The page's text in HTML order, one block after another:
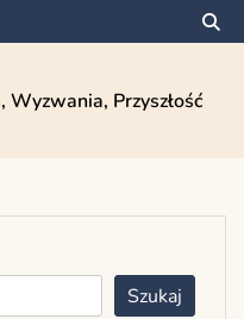
Przyszłość
Szukaj